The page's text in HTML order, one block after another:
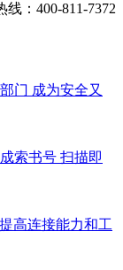
：400-811-7372
部门 成为安全又
成索书号 扫描即
提高连接能力和工